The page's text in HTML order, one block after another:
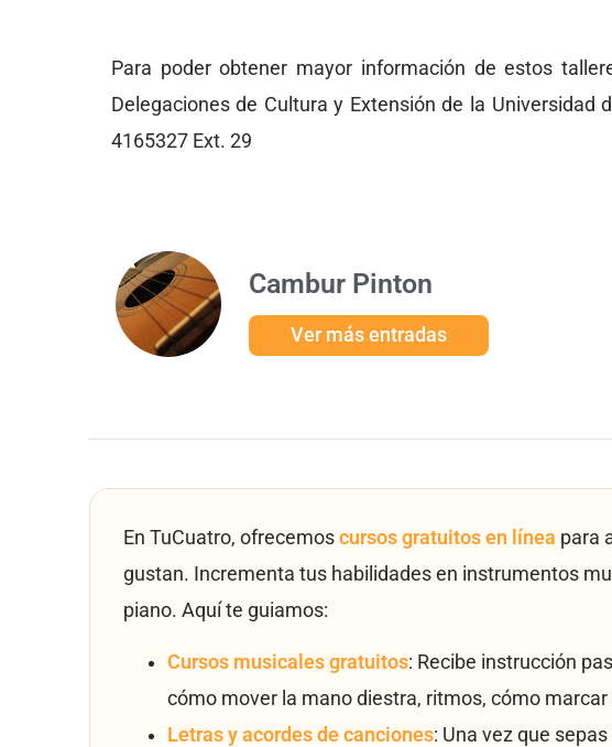
Para poder obtener mayor información de estos
Delegaciones de Cultura y Extensión de la
4165327 Ext. 29
Cambur Pinton
Ver más entradas
En TuCuatro, ofrecemos cursos gratuitos en línea para
gustan. Incrementa tus habilidades en instrumentos
piano. Aquí te guiamos:
Cursos musicales gratuitos: Recibe instrucción
cómo mover la mano diestra, ritmos, cómo marcar
Letras y acordes de canciones: Una vez que